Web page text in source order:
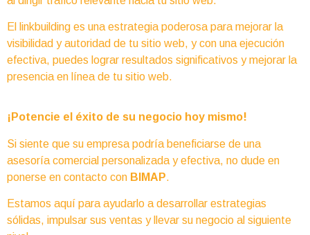
El linkbuilding es una estrategia poderosa para mejorar la
visibilidad y autoridad de tu sitio web, y con una ejecución
efectiva, puedes lograr resultados significativos y mejorar la
presencia en línea de tu sitio web.
¡Potencie el éxito de su negocio hoy mismo!
Si siente que su empresa podría beneficiarse de una
asesoría comercial personalizada y efectiva, no dude en
ponerse en contacto con BIMAP.
Estamos aquí para ayudarlo a desarrollar estrategias
sólidas, impulsar sus ventas y llevar su negocio al siguiente